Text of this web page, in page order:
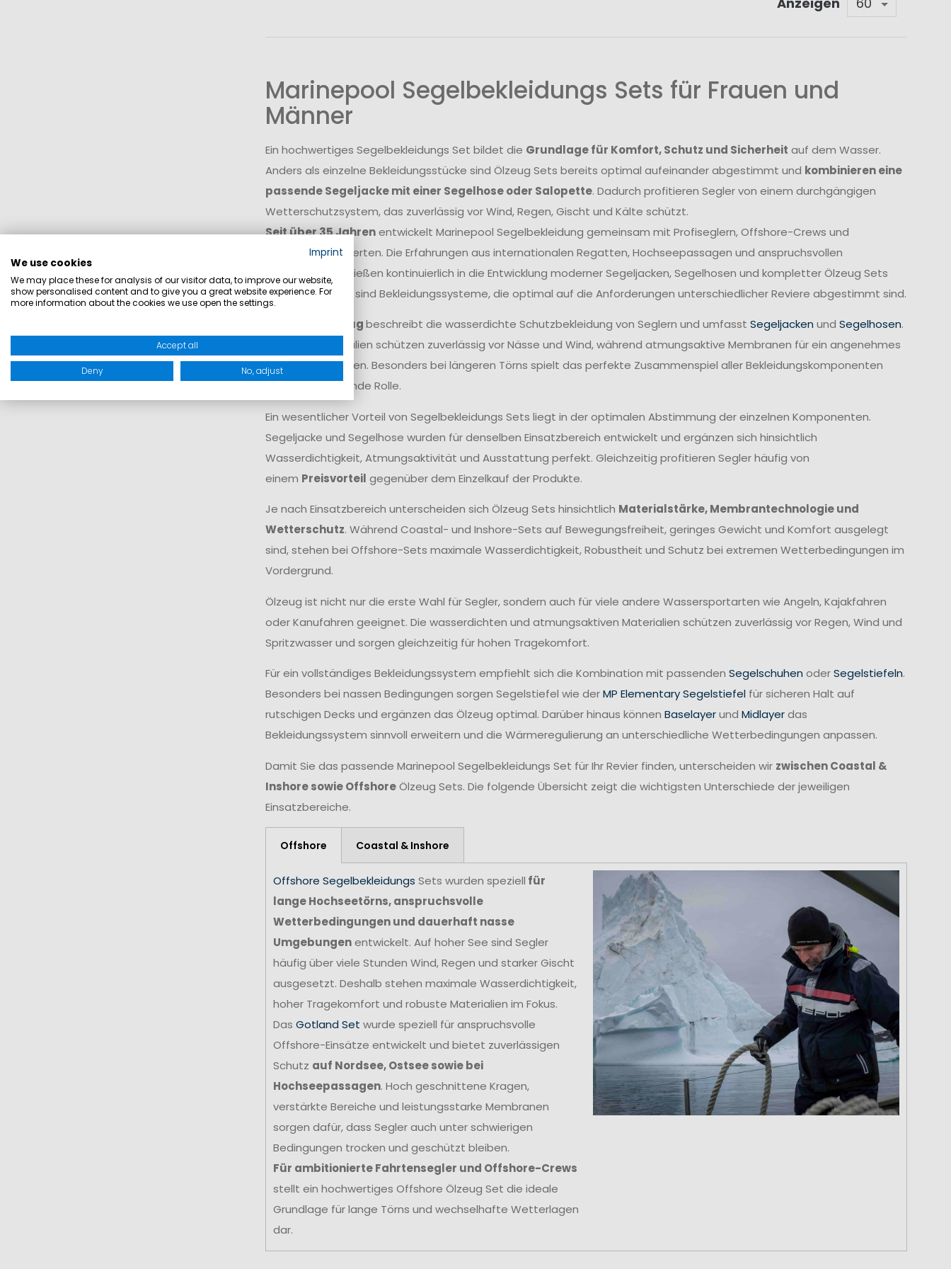
Marinepool Segelbekleidungs Sets für Frauen und
Männer
Ein hochwertiges Segelbekleidungs Set bildet die Grundlage für Komfort, Schutz und Sicherheit auf dem Wasser.
Anders als einzelne Bekleidungsstücke sind Ölzeug Sets bereits optimal aufeinander abgestimmt und kombinieren eine
passende Segeljacke mit einer Segelhose oder Salopette. Dadurch profitieren Segler von einem durchgängigen
Wetterschutzsystem, das zuverlässig vor Wind, Regen, Gischt und Kälte schützt.
Seit über 35 Jahrenentwickelt Marinepool Segelbekleidung gemeinsam mit Profiseglern, Offshore-Crews und
Wassersportexperten. Die Erfahrungen aus internationalen Regatten, Hochseepassagen und anspruchsvollen
Küstenrevieren fließen kontinuierlich in die Entwicklung moderner Segeljacken, Segelhosen und kompletter Ölzeug Sets
ein. Das Ergebnis sind Bekleidungssysteme, die optimal auf die Anforderungen unterschiedlicher Reviere abgestimmt sind.
Ölzeugbeschreibt die wasserdichte Schutzbekleidung von Seglern und umfasst Segeljacken und Segelhosen.
Moderne Materialien schützen zuverlässig vor Nässe und Wind, während atmungsaktive Membranen für ein angenehmes
Körperklima sorgen. Besonders bei längeren Törns spielt das perfekte Zusammenspiel aller Bekleidungskomponenten
eine entscheidende Rolle.
Ein wesentlicher Vorteil von Segelbekleidungs Sets liegt in der optimalen Abstimmung der einzelnen Komponenten.
Segeljacke und Segelhose wurden für denselben Einsatzbereich entwickelt und ergänzen sich hinsichtlich
Wasserdichtigkeit, Atmungsaktivität und Ausstattung perfekt. Gleichzeitig profitieren Segler häufig von
einem Preisvorteil gegenüber dem Einzelkauf der Produkte.
Je nach Einsatzbereich unterscheiden sich Ölzeug Sets hinsichtlich Materialstärke, Membrantechnologie und
Wetterschutz. Während Coastal- und Inshore-Sets auf Bewegungsfreiheit, geringes Gewicht und Komfort ausgelegt
sind, stehen bei Offshore-Sets maximale Wasserdichtigkeit, Robustheit und Schutz bei extremen Wetterbedingungen im
Vordergrund.
Ölzeug ist nicht nur die erste Wahl für Segler, sondern auch für viele andere Wassersportarten wie Angeln, Kajakfahren
oder Kanufahren geeignet. Die wasserdichten und atmungsaktiven Materialien schützen zuverlässig vor Regen, Wind und
Spritzwasser und sorgen gleichzeitig für hohen Tragekomfort.
Für ein vollständiges Bekleidungssystem empfiehlt sich die Kombination mit passenden Segelschuhen oderSegelstiefeln.
Besonders bei nassen Bedingungen sorgen Segelstiefel wie derMP Elementary Segelstiefelfür sicheren Halt auf
rutschigen Decks und ergänzen das Ölzeug optimal. Darüber hinaus können Baselayerund Midlayerdas
Bekleidungssystem sinnvoll erweitern und die Wärmeregulierung an unterschiedliche Wetterbedingungen anpassen.
Damit Sie das passende Marinepool Segelbekleidungs Set für Ihr Revier finden, unterscheiden wir zwischen Coastal &
Inshore sowie OffshoreÖlzeug Sets. Die folgende Übersicht zeigt die wichtigsten Unterschiede der jeweiligen
Einsatzbereiche.
Offshore Coastal & Inshore
Offshore Segelbekleidungs Sets wurden speziell für
lange Hochseetörns, anspruchsvolle
Wetterbedingungen und dauerhaft nasse
Umgebungenentwickelt. Auf hoher See sind Segler
häufig über viele Stunden Wind, Regen und starker Gischt
ausgesetzt. Deshalb stehen maximale Wasserdichtigkeit,
hoher Tragekomfort und robuste Materialien im Fokus.
Das Gotland Set wurde speziell für anspruchsvolle
Offshore-Einsätze entwickelt und bietet zuverlässigen
Schutz auf Nordsee, Ostsee sowie bei
Hochseepassagen. Hoch geschnittene Kragen,
verstärkte Bereiche und leistungsstarke Membranen
sorgen dafür, dass Segler auch unter schwierigen
Bedingungen trocken und geschützt bleiben.
Für ambitionierte Fahrtensegler und Offshore-Crews
stellt ein hochwertiges Offshore Ölzeug Set die ideale
Grundlage für lange Törns und wechselhafte Wetterlagen
dar.
Imprint
We use cookies
We may place these for analysis of our visitor data, to improve our website,
show personalised content and to give you a great website experience. For
more information about the cookies we use open the settings.
Accept all
Deny No, adjust